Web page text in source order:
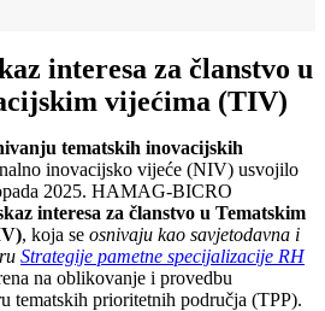
interesa za članstvo u
vijećima (TIV)
tematskih inovacijskih
inovacijsko vijeće (NIV) usvojilo
2025. HAMAG-BICRO
interesa za članstvo u Tematskim
, koja se osnivaju kao savjetodavna i
Strategije pametne specijalizacije RH
na oblikovanje i provedbu
tematskih prioritetnih područja (TPP).